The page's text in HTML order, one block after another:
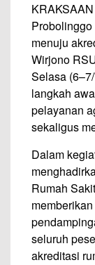
menuju
Wirjono
Selasa
langkah
pelayanan
sekaligus
Dalam
Rumah
seluruh
akreditasi